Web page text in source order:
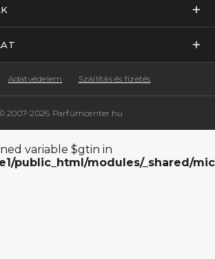
2007-2026 Parfümcenter.hu
Adatvédelem Szállítás és fizetés
variable $gtin in
public_html/modules/_shared/